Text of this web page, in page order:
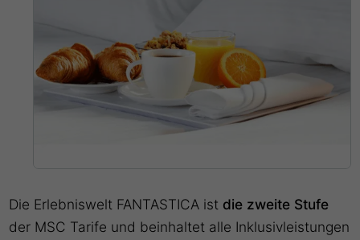
Die Erlebniswelt FANTASTICA ist die zweite Stufe
der MSC Tarife und beinhaltet alle Inklusivleistungen